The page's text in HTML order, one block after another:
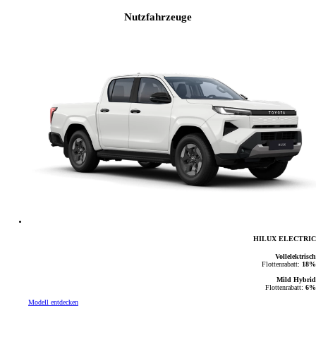
Nutzfahrzeuge
HILUX ELECTRIC
Vollelektrisch
Flottenrabatt: 18%
Mild Hybrid
Flottenrabatt: 6%
Modell entdecken